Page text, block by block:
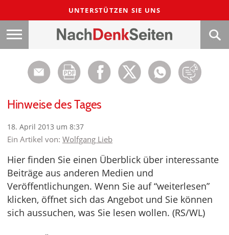
UNTERSTÜTZEN SIE UNS
Hinweise des Tages
18. April 2013 um 8:37
Ein Artikel von: Wolfgang Lieb
Hier finden Sie einen Überblick über interessante
Beiträge aus anderen Medien und
Veröffentlichungen. Wenn Sie auf “weiterlesen”
klicken, öffnet sich das Angebot und Sie können
sich aussuchen, was Sie lesen wollen. (RS/WL)